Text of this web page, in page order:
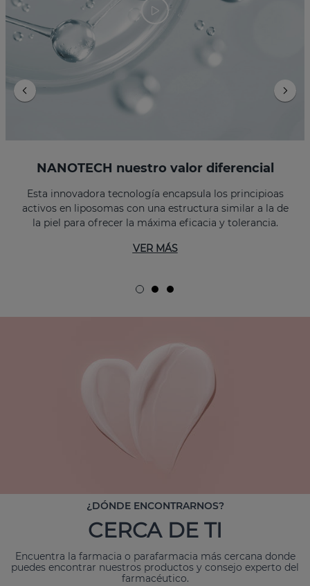
NANOTECH nuestro valor diferencial
Esta innovadora tecnología encapsula los principioas
activos en liposomas con una estructura similar a la de
la piel para ofrecer la máxima eficacia y tolerancia.
VER MÁS
¿DÓNDE ENCONTRARNOS?
CERCA DE TI
Encuentra la farmacia o parafarmacia más cercana donde
puedes encontrar nuestros productos y consejo experto del
farmacéutico.